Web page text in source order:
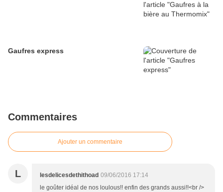
Gaufres express
Commentaires
Ajouter un commentaire
L lesdelicesdethithoad 09/06/2016 17:14
le goûter idéal de nos loulous!! enfin des grands aussi!!<br />